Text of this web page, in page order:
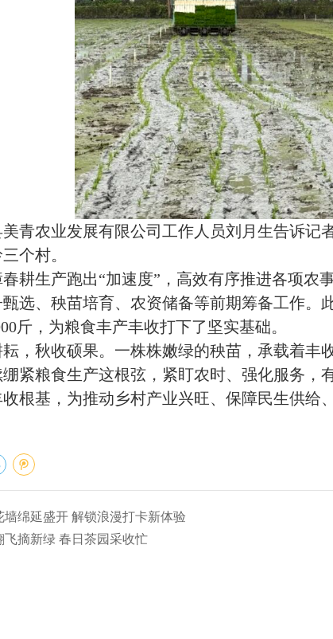
农业发展有限公司工作人员刘月生告诉记
个村。
生产跑出“加速度”，高效有序推进各项农
选、秧苗培育、农资储备等前期筹备工作
斤，为粮食丰产丰收打下了坚实基础。
秋收硕果。一株株嫩绿的秧苗，承载着丰
紧粮食生产这根弦，紧盯农时、强化服务
根基，为推动乡村产业兴旺、保障民生供给
墙绵延盛开 解锁浪漫打卡新体验
飞摘新绿 春日茶园采收忙